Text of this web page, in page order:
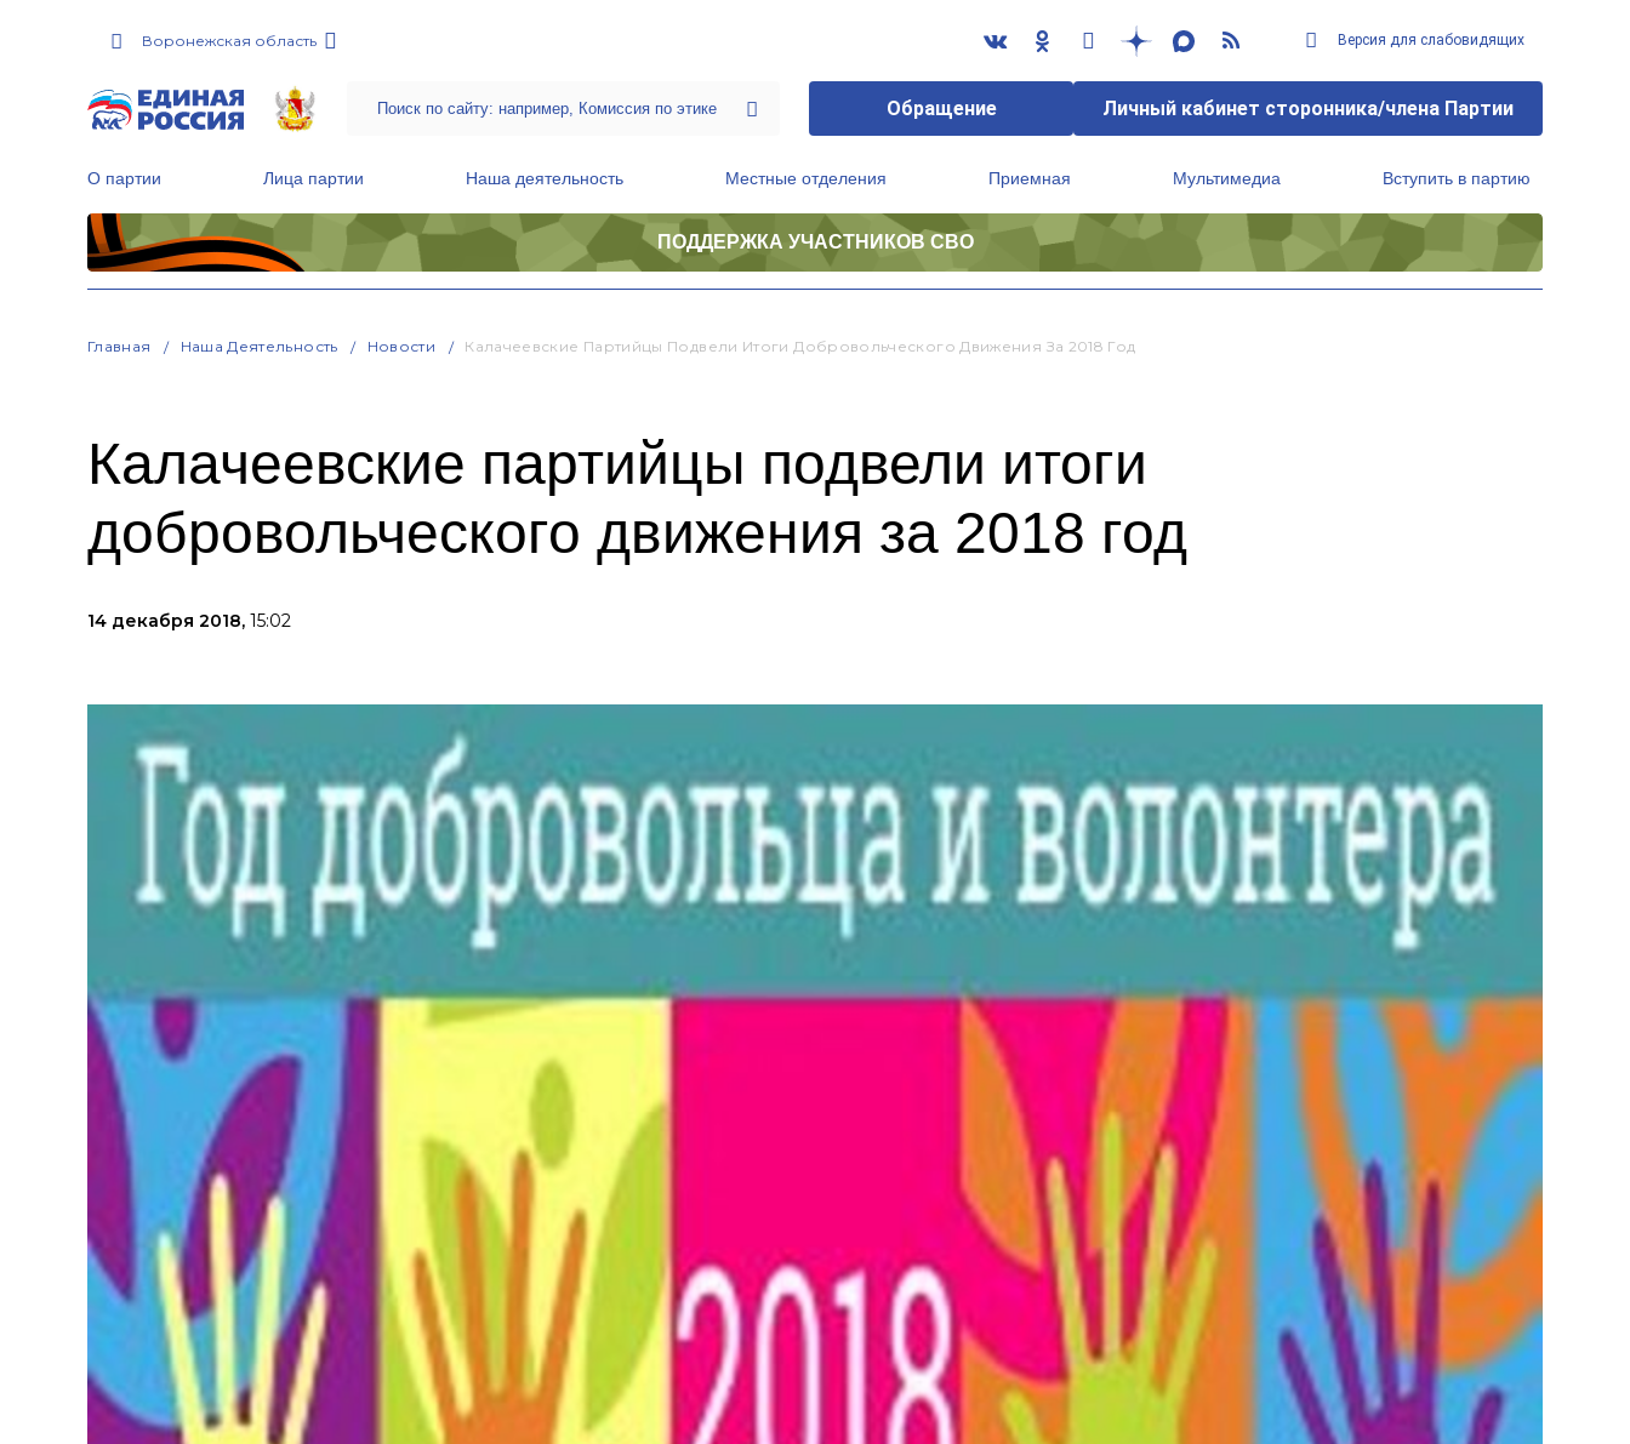
Воронежская область Версия для слабовидящих
Обращение Личный кабинет сторонника/члена Партии
О партии Лица партии Наша деятельность Местные отделения Приемная Мультимедиа Вступить в партию
ПОДДЕРЖКА УЧАСТНИКОВ СВО
Главная Наша Деятельность Новости Калачеевские Партийцы Подвели Итоги Добровольческого Движения За 2018 Год
Калачеевские партийцы подвели итоги
добровольческого движения за 2018 год
14 декабря 2018, 15:02